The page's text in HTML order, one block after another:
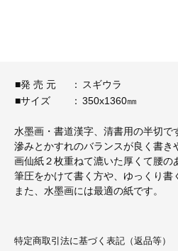
■発 売 元 ：
スギウラ
■サイズ
： 350x1360㎜
水墨画・書道漢字、清書用の半切で
滲みとかすれのバランスが良く書き
画仙紙２枚重ねて漉いた厚くて腰の
筆圧をかけて書く方や、ゆっくり書
また、水墨画には最適の紙です。
特定商取引法に基づく表記（返品等）